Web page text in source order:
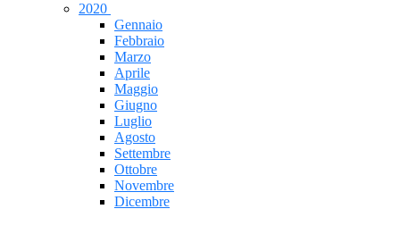
2020
Gennaio
Febbraio
Marzo
Aprile
Maggio
Giugno
Luglio
Agosto
Settembre
Ottobre
Novembre
Dicembre